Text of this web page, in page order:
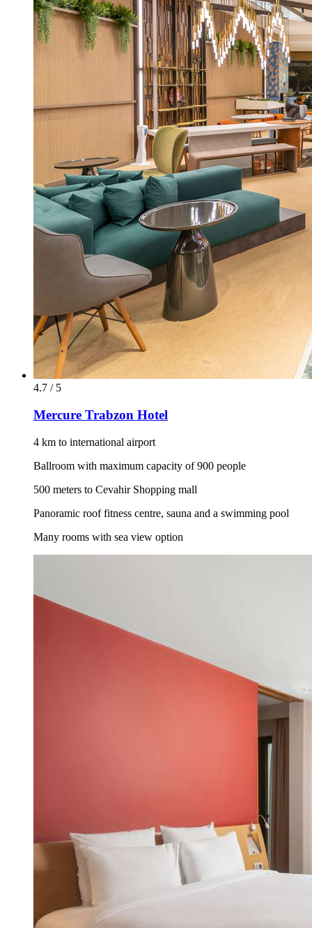
4.7 / 5
Mercure Trabzon Hotel
4 km to international airport
Ballroom with maximum capacity of 900 people
500 meters to Cevahir Shopping mall
Panoramic roof fitness centre, sauna and a swimming pool
Many rooms with sea view option